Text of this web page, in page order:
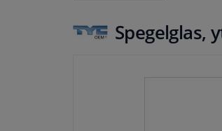
Spegelglas,